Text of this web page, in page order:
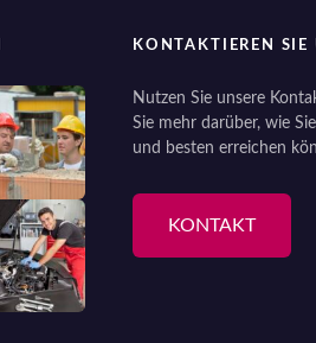
KONTAKTIEREN SIE
Nutzen Sie unsere
Sie mehr darüber, wie
und besten erreichen
KONTAKT